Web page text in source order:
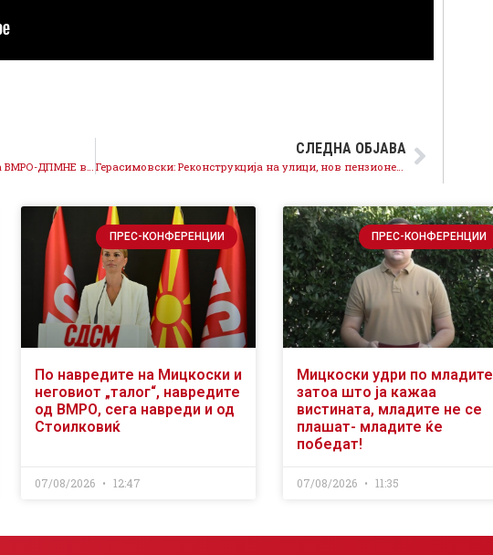
Колку чинеше пропаднатата забава на ВМРО-ДПМНЕ во Филхармонија?
СЛЕДНА ОБЈАВА
Герасимовски: Реконструкција на улици, нов пензионерски клуб, бесплатен паркинг за лицата со оштетен слух во првите 100 дена,
ПРЕС-КОНФЕРЕНЦИИ
По навредите на Мицкоски и
неговиот „талог“, навредите
од ВМРО, сега навреди и од
Стоилковиќ
07/08/2026 12:47
ПРЕС-КОНФЕРЕНЦИИ
Мицкоски удри по младите
затоа што ја кажаа
вистината, младите не се
плашат- младите ќе
победат!
07/08/2026 11:35